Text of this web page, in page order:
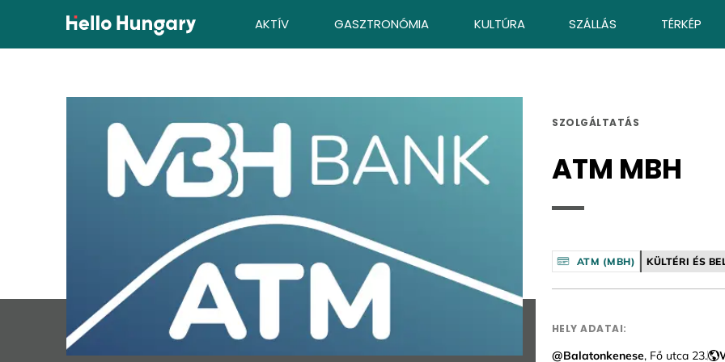
Ugrás a tartalomhoz AKTÍV GASZTRONÓMIA KULTÚRA SZÁLLÁS TÉRKÉP
SZOLGÁLTATÁS
ATM MBH
ATM (MBH) KÜLTÉRI ÉS
HELY ADATAI:
@Balatonkenese, Fő utca 23.